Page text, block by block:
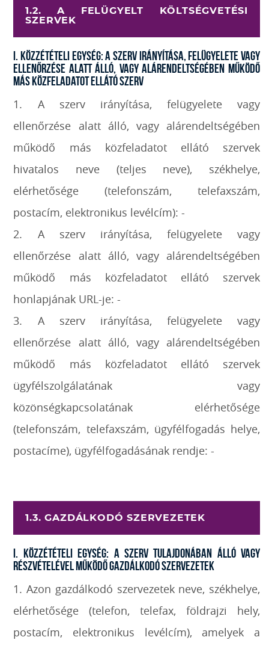
1.2. A FELÜGYELT KÖLTSÉGVETÉSI
SZERVEK
I. Közzétételi egység: A szerv irányítása, felügyelete vagy
ellenőrzése alatt álló, vagy alárendeltségében működő
más közfeladatot ellátó szerv
1. A szerv irányítása, felügyelete vagy
ellenőrzése alatt álló, vagy alárendeltségében
működő más közfeladatot ellátó szervek
hivatalos neve (teljes neve), székhelye,
elérhetősége (telefonszám, telefaxszám,
postacím, elektronikus levélcím): -
2. A szerv irányítása, felügyelete vagy
ellenőrzése alatt álló, vagy alárendeltségében
működő más közfeladatot ellátó szervek
honlapjának URL-je: -
3. A szerv irányítása, felügyelete vagy
ellenőrzése alatt álló, vagy alárendeltségében
működő más közfeladatot ellátó szervek
ügyfélszolgálatának vagy
közönségkapcsolatának elérhetősége
(telefonszám, telefaxszám, ügyfélfogadás helye,
postacíme), ügyfélfogadásának rendje: -
1.3. GAZDÁLKODÓ SZERVEZETEK
I. Közzétételi egység: A szerv tulajdonában álló vagy
részvételével működő gazdálkodó szervezetek
1. Azon gazdálkodó szervezetek neve, székhelye,
elérhetősége (telefon, telefax, földrajzi hely,
postacím, elektronikus levélcím), amelyek a